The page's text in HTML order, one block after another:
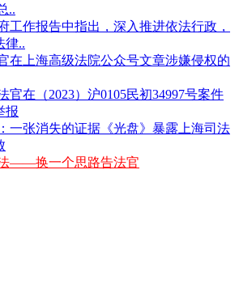
..
工作报告中指出，深入推进依法行政，
律..
在上海高级法院公众号文章涉嫌侵权的
官在（2023）沪0105民初34997号案件
报
一张消失的证据《光盘》暴露上海司法
——换一个思路告法官